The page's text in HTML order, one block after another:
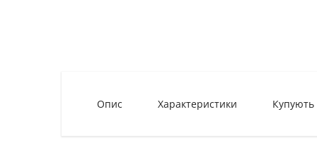
Опис Характеристики